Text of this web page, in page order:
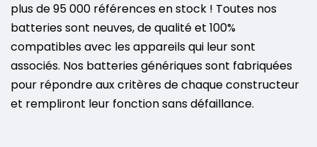
plus de 95 000 références en stock ! Toutes nos
batteries sont neuves, de qualité et 100%
compatibles avec les appareils qui leur sont
associés. Nos batteries génériques sont fabriquées
pour répondre aux critères de chaque constructeur
et rempliront leur fonction sans défaillance.